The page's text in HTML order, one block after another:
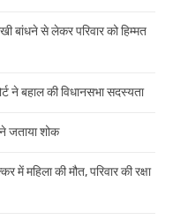
बांधने से लेकर परिवार को हिम्मत
ने बहाल की विधानसभा सदस्यता
जताया शोक
महिला की मौत, परिवार की रक्षा